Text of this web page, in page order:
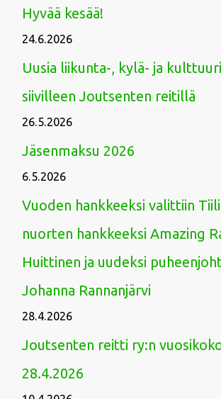
Hyvää kesää!
24.6.2026
Uusia liikunta-, kylä- ja
siivilleen Joutsenten reitillä
26.5.2026
Jäsenmaksu 2026
6.5.2026
Vuoden hankkeeksi valittiin
nuorten hankkeeksi Amazing
Huittinen ja uudeksi
Johanna Rannanjärvi
28.4.2026
Joutsenten reitti ry:n
28.4.2026